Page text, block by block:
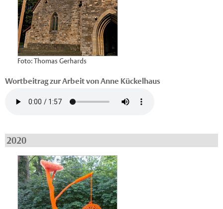
Foto: Thomas Gerhards
Wortbeitrag zur Arbeit von Anne Kückelhaus
2020